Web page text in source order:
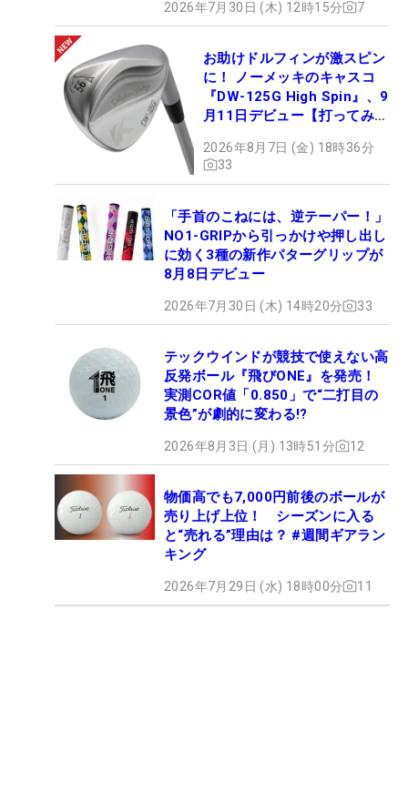
2026年7月30日 (木) 12時15分 7
お助けドルフィンが激スピン
に！ ノーメッキのキャスコ
『DW-125G High Spin』、9
月11日デビュー【打ってみ
2026年8月7日 (金) 18時36分
33
「手首のこねには、逆テーパー！」
NO1-GRIPから引っかけや押し出し
に効く3種の新作パターグリップが
8月8日デビュー
2026年7月30日 (木) 14時20分 33
テックウインドが競技で使えない高
反発ボール『飛びONE』を発売！
実測COR値「0.850」で“二打目の
景色”が劇的に変わる!?
2026年8月3日 (月) 13時51分 12
物価高でも7,000円前後のボールが
売り上げ上位！ シーズンに入る
と“売れる”理由は？ #週間ギアラン
キング
2026年7月29日 (水) 18時00分 11